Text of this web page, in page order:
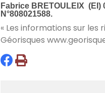
Fabrice BRETOULEIX (EI)
N°808021588.
« Les informations sur les
Géorisques